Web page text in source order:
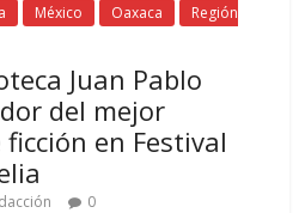
México Oaxaca
Región
Juan Pablo
del mejor
en Festival
0